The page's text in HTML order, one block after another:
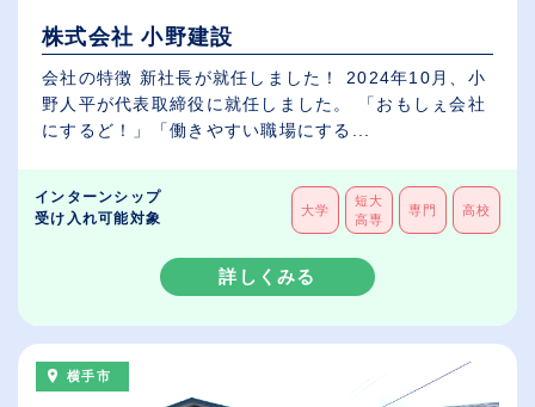
株式会社 小野建設
会社の特徴 新社長が就任しました！ 2024年10月、小
野人平が代表取締役に就任しました。 「おもしぇ会社
にするど！」「働きやすい職場にする...
インターンシップ
受け入れ可能対象
大学
短大
高専
専門 高校
詳しくみる
横手市